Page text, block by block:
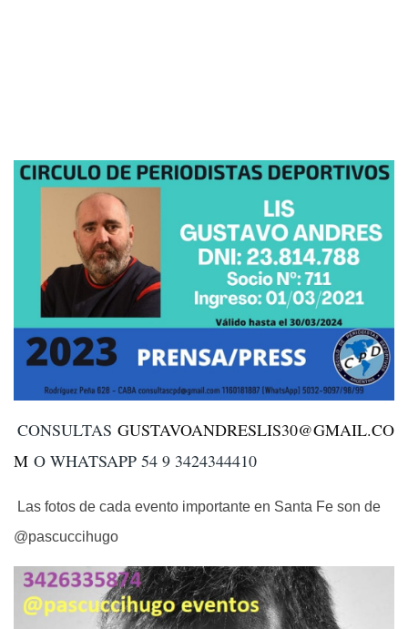
CONSULTAS GUSTAVOANDRESLIS30@GMAIL.CO
M O WHATSAPP 54 9 3424344410
Las fotos de cada evento importante en Santa Fe son de
@pascuccihugo